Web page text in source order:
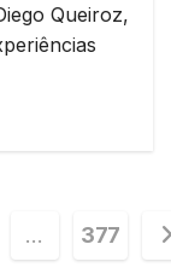
Queiroz,
… 377